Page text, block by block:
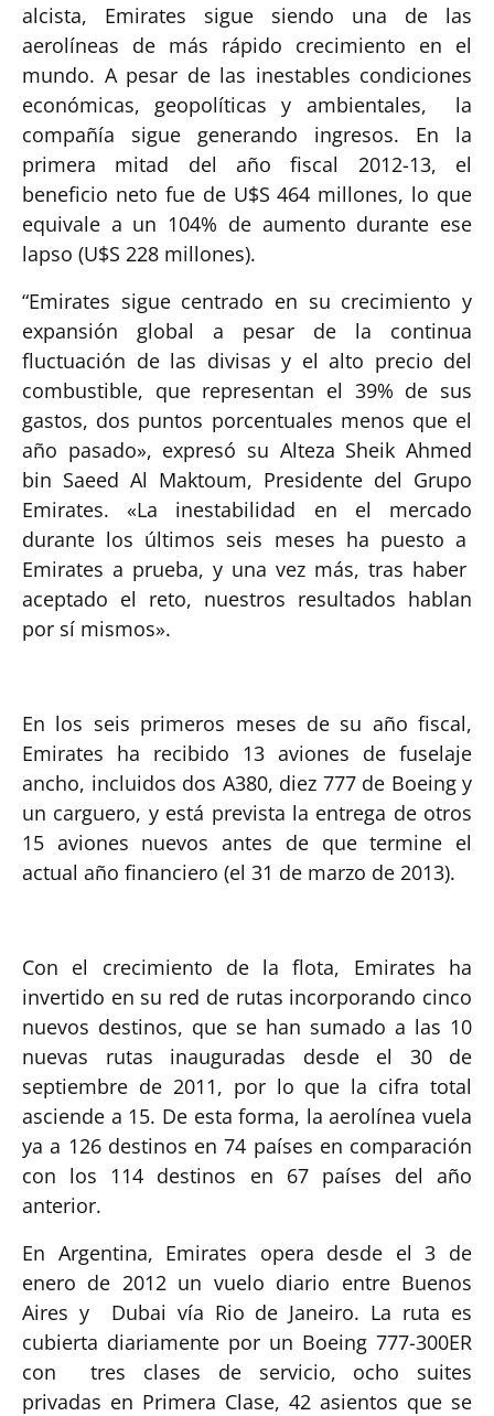
alcista, Emirates sigue siendo una de las
aerolíneas de más rápido crecimiento en el
mundo. A pesar de las inestables condiciones
económicas, geopolíticas y ambientales, la
compañía sigue generando ingresos. En la
primera mitad del año fiscal 2012-13, el
beneficio neto fue de U$S 464 millones, lo que
equivale a un 104% de aumento durante ese
lapso (U$S 228 millones).
“Emirates sigue centrado en su crecimiento y
expansión global a pesar de la continua
fluctuación de las divisas y el alto precio del
combustible, que representan el 39% de sus
gastos, dos puntos porcentuales menos que el
año pasado», expresó su Alteza Sheik Ahmed
bin Saeed Al Maktoum, Presidente del Grupo
Emirates. «La inestabilidad en el mercado
durante los últimos seis meses ha puesto a
Emirates a prueba, y una vez más, tras haber
aceptado el reto, nuestros resultados hablan
por sí mismos».
En los seis primeros meses de su año fiscal,
Emirates ha recibido 13 aviones de fuselaje
ancho, incluidos dos A380, diez 777 de Boeing y
un carguero, y está prevista la entrega de otros
15 aviones nuevos antes de que termine el
actual año financiero (el 31 de marzo de 2013).
Con el crecimiento de la flota, Emirates ha
invertido en su red de rutas incorporando cinco
nuevos destinos, que se han sumado a las 10
nuevas rutas inauguradas desde el 30 de
septiembre de 2011, por lo que la cifra total
asciende a 15. De esta forma, la aerolínea vuela
ya a 126 destinos en 74 países en comparación
con los 114 destinos en 67 países del año
anterior.
En Argentina, Emirates opera desde el 3 de
enero de 2012 un vuelo diario entre Buenos
Aires y Dubai vía Rio de Janeiro. La ruta es
cubierta diariamente por un Boeing 777-300ER
con tres clases de servicio, ocho suites
privadas en Primera Clase, 42 asientos que se